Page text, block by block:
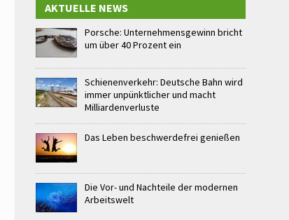
AKTUELLE NEWS
Porsche: Unternehmensgewinn bricht
um über 40 Prozent ein
Schienenverkehr: Deutsche Bahn wird
immer unpünktlicher und macht
Milliardenverluste
Das Leben beschwerdefrei genießen
Die Vor- und Nachteile der modernen
Arbeitswelt